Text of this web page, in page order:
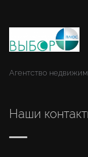
Агентство
Наши